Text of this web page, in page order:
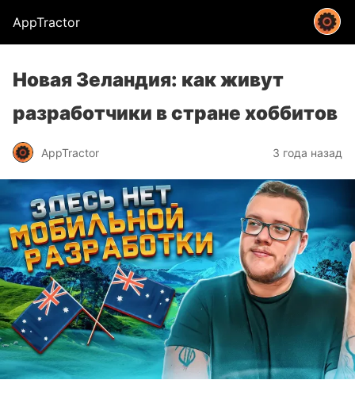
AppTractor
Новая Зеландия: как живут
разработчики в стране хоббитов
AppTractor 3 года назад